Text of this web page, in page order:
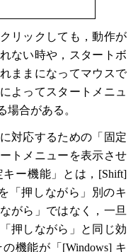
リックしても，動作が
ない時や，スタートボ
ままになってマウスで
よってスタートメニュ
場合がある。
対応するための「固定
トメニューを表示させ
ー機能」とは，[Shift]
「押しながら」別のキ
がら」ではなく，一旦
押しながら」と同じ効
機能が「[Windows] キ